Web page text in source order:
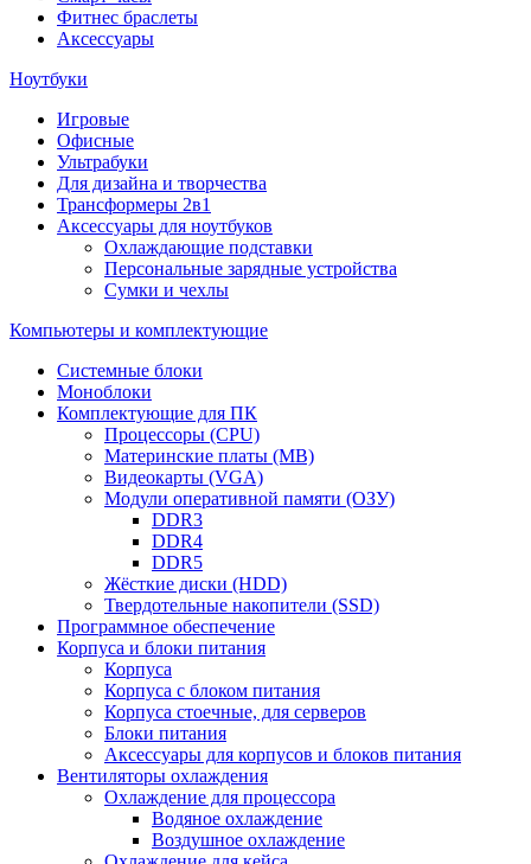
Фитнес браслеты
Аксессуары
Ноутбуки
Игровые
Офисные
Ультрабуки
Для дизайна и творчества
Трансформеры 2в1
Аксессуары для ноутбуков
Охлаждающие подставки
Персональные зарядные устройства
Сумки и чехлы
Компьютеры и комплектующие
Системные блоки
Моноблоки
Комплектующие для ПК
Процессоры (CPU)
Материнские платы (MB)
Видеокарты (VGA)
Модули оперативной памяти (ОЗУ)
DDR3
DDR4
DDR5
Жёсткие диски (HDD)
Твердотельные накопители (SSD)
Программное обеспечение
Корпуса и блоки питания
Корпуса
Корпуса с блоком питания
Корпуса стоечные, для серверов
Блоки питания
Аксессуары для корпусов и блоков питания
Вентиляторы охлаждения
Охлаждение для процессора
Водяное охлаждение
Воздушное охлаждение